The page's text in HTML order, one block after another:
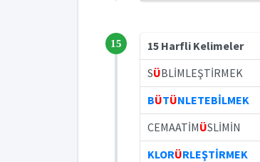
15
15 Harfli Kelimeler
SÜBLİMLEŞTİRMEK
BÜTÜNLETEBİLMEK
CEMAATİMÜSLİMİN
KLORÜRLEŞTİRMEK